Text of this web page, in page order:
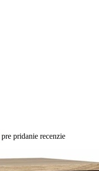
pre pridanie recenzie